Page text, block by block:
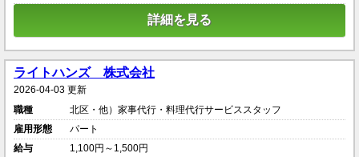
詳細を見る
ライトハンズ 株式会社
2026-04-03 更新
職種
北区・他）家事代行・料理代行サービススタッフ
雇用形態
パート
給与
1,100円～1,500円